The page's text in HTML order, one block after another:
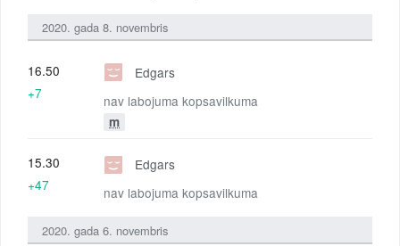
2020. gada 8. novembris
Edgars
nav labojuma kopsavilkuma
m
16.50
+7
Edgars
nav labojuma kopsavilkuma
15.30
+47
2020. gada 6. novembris